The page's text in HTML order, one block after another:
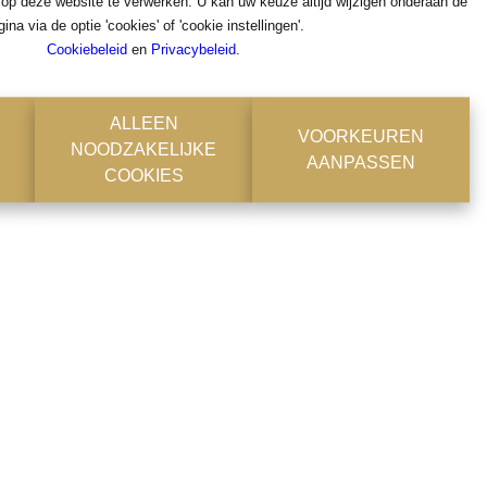
via de optie 'cookies' of 'cookie instellingen'.
Cookiebeleid en Privacybeleid.
ALLEEN
NOODZAKELIJKE
COOKIES
VOORKEUREN
AANPASSEN